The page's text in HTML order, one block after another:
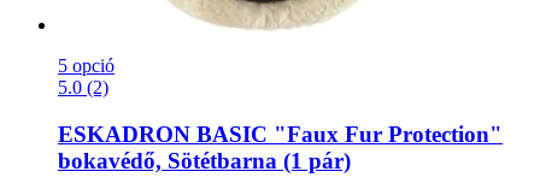
5 opció
5.0 (2)
ESKADRON BASIC "Faux Fur Protection"
bokavédő, Sötétbarna (1 pár)